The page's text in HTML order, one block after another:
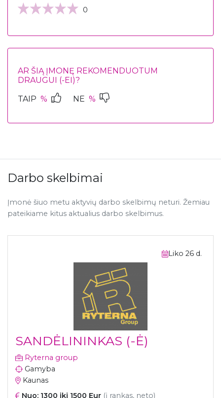
0
AR ŠIĄ ĮMONĘ REKOMENDUOTUM
DRAUGUI (-EI)?
TAIP % NE %
Darbo skelbimai
Įmonė šiuo metu aktyvių darbo skelbimų neturi. Žemiau
pateikiame kitus aktualius darbo skelbimus.
Liko 26 d.
SANDĖLININKAS (-Ė)
Ryterna group
Gamyba
Kaunas
Nuo: 1300 iki 1500 Eur (į rankas, neto)